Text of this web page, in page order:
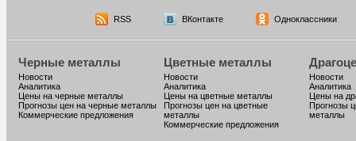
RSS ВКонтакте Одноклассники
Черные металлы
Новости
Аналитика
Цены на черные металлы
Прогнозы цен на черные металлы
Коммерческие предложения
Цветные металлы
Новости
Аналитика
Цены на цветные металлы
Прогнозы цен на цветные
металлы
Коммерческие предложения
Новости
Аналитика
Цены на
Прогнозы
металлы